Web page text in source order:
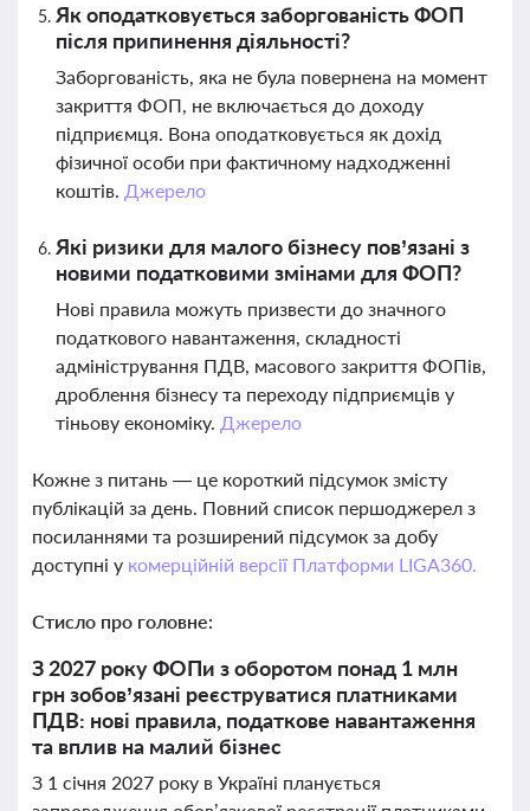
Як оподатковується заборгованість ФОП
після припинення діяльності?
Заборгованість, яка не була повернена на момент
закриття ФОП, не включається до доходу
підприємця. Вона оподатковується як дохід
фізичної особи при фактичному надходженні
коштів. Джерело
Які ризики для малого бізнесу пов’язані з
новими податковими змінами для ФОП?
Нові правила можуть призвести до значного
податкового навантаження, складності
адміністрування ПДВ, масового закриття ФОПів,
дроблення бізнесу та переходу підприємців у
тіньову економіку. Джерело
Кожне з питань — це короткий підсумок змісту
публікацій за день. Повний список першоджерел з
посиланнями та розширений підсумок за добу
доступні у комерційній версії Платформи LIGA360.
Стисло про головне:
З 2027 року ФОПи з оборотом понад 1 млн
грн зобов’язані реєструватися платниками
ПДВ: нові правила, податкове навантаження
та вплив на малий бізнес
З 1 січня 2027 року в Україні планується